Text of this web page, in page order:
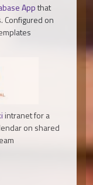
Appthat
Configured on
intranet for a
on shared